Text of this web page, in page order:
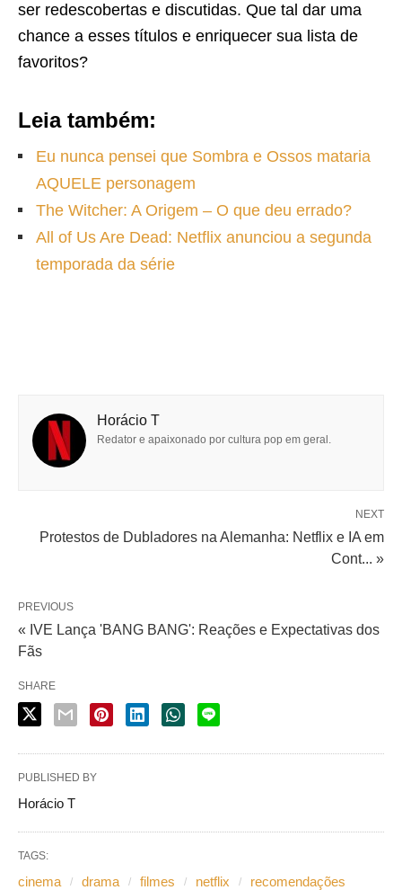
ser redescobertas e discutidas. Que tal dar uma
chance a esses títulos e enriquecer sua lista de
favoritos?
Leia também:
Eu nunca pensei que Sombra e Ossos mataria
AQUELE personagem
The Witcher: A Origem – O que deu errado?
All of Us Are Dead: Netflix anunciou a segunda
temporada da série
Horácio T
Redator e apaixonado por cultura pop em geral.
NEXT
Protestos de Dubladores na Alemanha: Netflix e IA em
Cont... »
PREVIOUS
« IVE Lança 'BANG BANG': Reações e Expectativas dos
Fãs
SHARE
PUBLISHED BY
Horácio T
TAGS:
cinema drama filmes netflix recomendações